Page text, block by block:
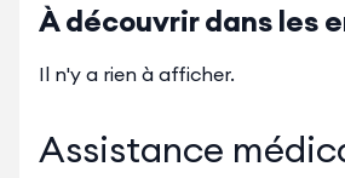
À découvrir dans les
Il n'y a rien à afficher.
Assistance